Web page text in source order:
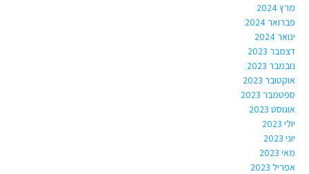
מרץ 2024
פברואר 2024
ינואר 2024
דצמבר 2023
נובמבר 2023
אוקטובר 2023
ספטמבר 2023
אוגוסט 2023
יולי 2023
יוני 2023
מאי 2023
אפריל 2023